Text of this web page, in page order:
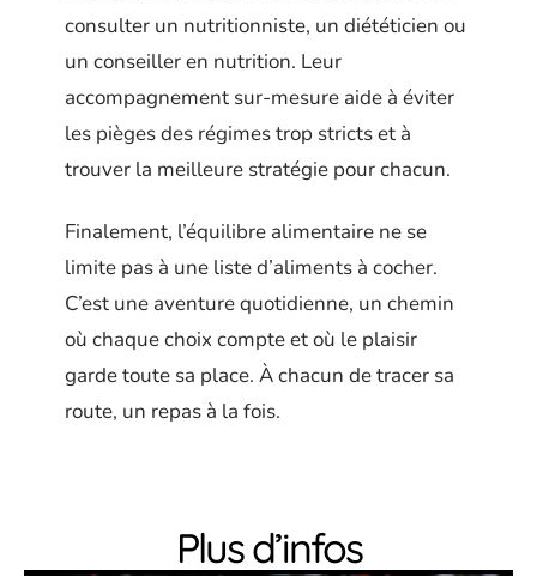
consulter un nutritionniste, un diététicien ou
un conseiller en nutrition. Leur
accompagnement sur-mesure aide à éviter
les pièges des régimes trop stricts et à
trouver la meilleure stratégie pour chacun.
Finalement, l’équilibre alimentaire ne se
limite pas à une liste d’aliments à cocher.
C’est une aventure quotidienne, un chemin
où chaque choix compte et où le plaisir
garde toute sa place. À chacun de tracer sa
route, un repas à la fois.
Plus d’infos